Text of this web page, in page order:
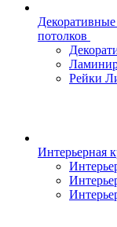
потолков
Рейки
Интерьерная